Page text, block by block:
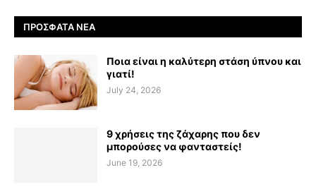
ΠΡΌΣΦΑΤΑ ΝΈΑ
Ποια είναι η καλύτερη στάση ύπνου και
γιατί!
July 24, 2026
9 χρήσεις της ζάχαρης που δεν
μπορούσες να φανταστείς!
June 19, 2026